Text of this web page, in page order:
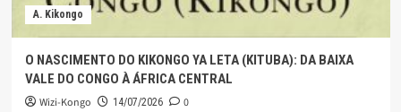
A. Kikongo
O NASCIMENTO DO KIKONGO YA LETA (KITUBA): DA BAIXA
VALE DO CONGO À ÁFRICA CENTRAL
Wizi-Kongo 14/07/2026 0